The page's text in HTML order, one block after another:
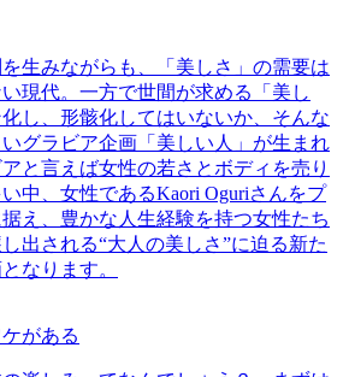
生みながらも、「美しさ」の需要は
現代。一方で世間が求める「美し
し、形骸化してはいないか、そんな
グラビア企画「美しい人」が生まれ
と言えば女性の若さとボディを売り
中、女性であるKaori Oguriさんをプ
え、豊かな人生経験を持つ女性たち
出される“大人の美しさ”に迫る新た
なります。
がある